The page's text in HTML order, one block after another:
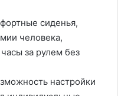
сиденья,
человека,
за рулем без
настройки